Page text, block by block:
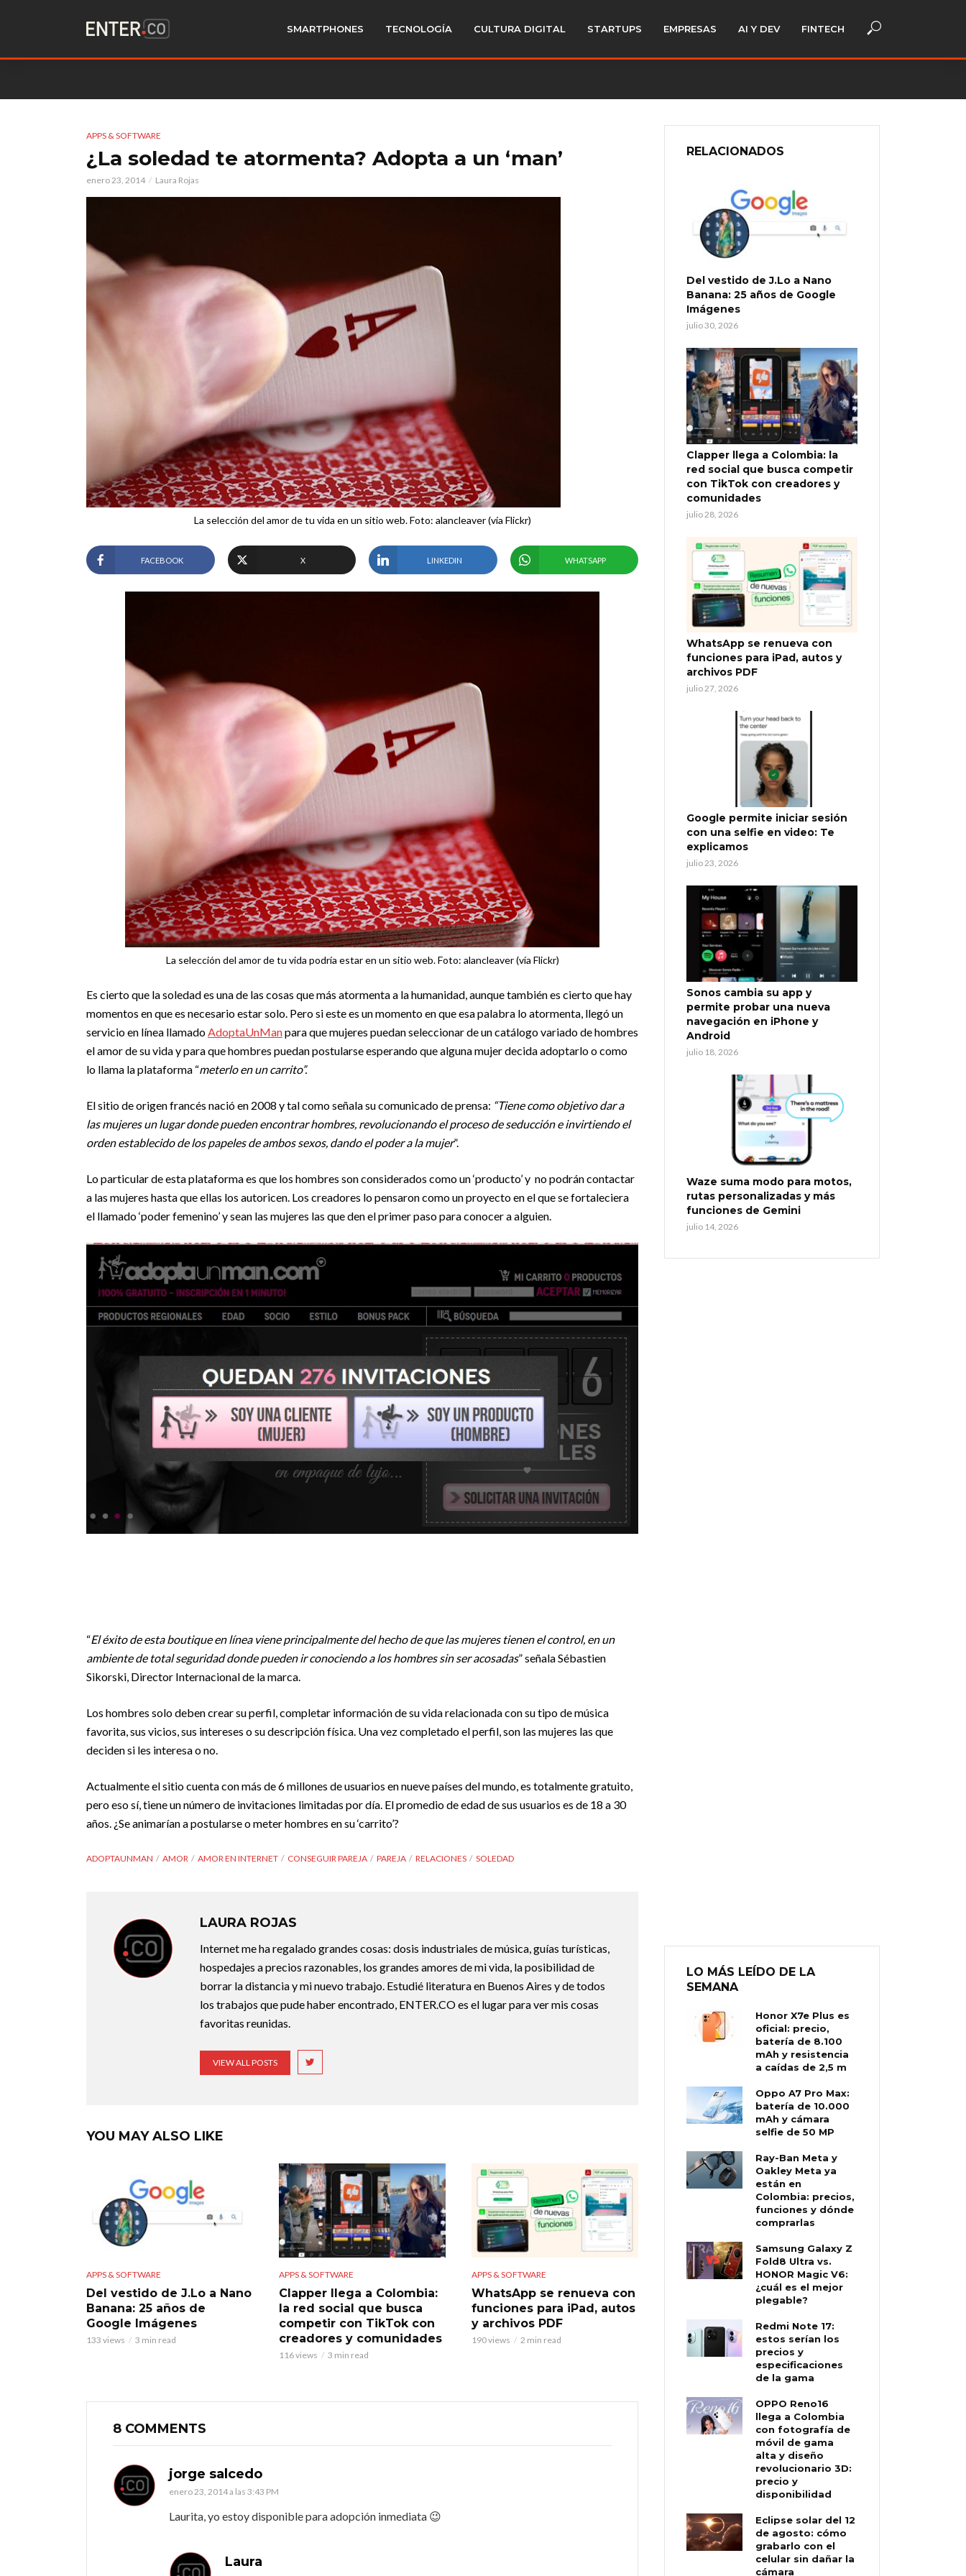
SMARTPHONES TECNOLOGÍA CULTURA DIGITAL STARTUPS EMPRESAS AI Y DEV FINTECH
APPS & SOFTWARE
¿La soledad te atormenta? Adopta a un ‘man’
enero 23, 2014 Laura Rojas
La selección del amor de tu vida en un sitio web. Foto: alancleaver (vía Flickr)
FACEBOOK X LINKEDIN WHATSAPP
La selección del amor de tu vida podría estar en un sitio web. Foto: alancleaver (vía Flickr)
Es cierto que la soledad es una de las cosas que más atormenta a la humanidad, aunque también es cierto que hay
momentos en que es necesario estar solo. Pero si este es un momento en que esa palabra lo atormenta, llegó un
servicio en línea llamadoAdoptaUnManpara que mujeres puedan seleccionar de un catálogo variado de hombres
el amor de su vida y para que hombres puedan postularse esperando que alguna mujer decida adoptarlo o como
lo llama la plataforma “meterlo en un carrito”.
El sitio de origen francés nació en 2008 y tal como señala su comunicado de prensa: “Tiene como objetivo dar a
las mujeres un lugar donde pueden encontrar hombres, revolucionando el proceso de seducción e invirtiendo el
orden establecido de los papeles de ambos sexos, dando el poder a la mujer”.
Lo particular de esta plataforma es que los hombres son considerados como un ‘producto’ y no podrán contactar
a las mujeres hasta que ellas los autoricen. Los creadores lo pensaron como un proyecto en el que se fortaleciera
el llamado ‘poder femenino’ y sean las mujeres las que den el primer paso para conocer a alguien.
“El éxito de esta boutique en línea viene principalmente del hecho de que las mujeres tienen el control, en un
ambiente de total seguridad donde pueden ir conociendo a los hombres sin ser acosadas” señala Sébastien
Sikorski, Director Internacional de la marca.
Los hombres solo deben crear su perfil, completar información de su vida relacionada con su tipo de música
favorita, sus vicios, sus intereses o su descripción física. Una vez completado el perfil, son las mujeres las que
deciden si les interesa o no.
Actualmente el sitio cuenta con más de 6 millones de usuarios en nueve países del mundo, es totalmente gratuito,
pero eso sí, tiene un número de invitaciones limitadas por día. El promedio de edad de sus usuarios es de 18 a 30
años. ¿Se animarían a postularse o meter hombres en su ‘carrito’?
ADOPTAUNMAN AMOR AMOR EN INTERNET CONSEGUIR PAREJA PAREJA RELACIONES SOLEDAD
LAURA ROJAS
Internet me ha regalado grandes cosas: dosis industriales de música, guías turísticas,
hospedajes a precios razonables, los grandes amores de mi vida, la posibilidad de
borrar la distancia y mi nuevo trabajo. Estudié literatura en Buenos Aires y de todos
los trabajos que pude haber encontrado, ENTER.CO es el lugar para ver mis cosas
favoritas reunidas.
VIEW ALL POSTS
YOU MAY ALSO LIKE
APPS & SOFTWARE
Del vestido de J.Lo a Nano
Banana: 25 años de
Google Imágenes
133 views 3 min read
APPS & SOFTWARE
Clapper llega a Colombia:
la red social que busca
competir con TikTok con
creadores y comunidades
116 views 3 min read
APPS & SOFTWARE
WhatsApp se renueva con
funciones para iPad, autos
y archivos PDF
190 views 2 min read
8 COMMENTS
jorge salcedo
enero 23, 2014 a las 3:43 PM
Laurita, yo estoy disponible para adopción inmediata 😉
Laura
RELACIONADOS
Del vestido de J.Lo a Nano
Banana: 25 años de Google
Imágenes
julio 30, 2026
Clapper llega a Colombia: la
red social que busca competir
con TikTok con creadores y
comunidades
julio 28, 2026
WhatsApp se renueva con
funciones para iPad, autos y
archivos PDF
julio 27, 2026
Google permite iniciar sesión
con una selfie en video: Te
explicamos
julio 23, 2026
Sonos cambia su app y
permite probar una nueva
navegación en iPhone y
Android
julio 18, 2026
Waze suma modo para motos,
rutas personalizadas y más
funciones de Gemini
julio 14, 2026
LO MÁS LEÍDO DE LA
SEMANA
Honor X7e Plus es
oficial: precio,
batería de 8.100
mAh y resistencia
a caídas de 2,5 m
Oppo A7 Pro Max:
batería de 10.000
mAh y cámara
selfie de 50 MP
Ray-Ban Meta y
Oakley Meta ya
están en
Colombia: precios,
funciones y dónde
comprarlas
Samsung Galaxy Z
Fold8 Ultra vs.
HONOR Magic V6:
¿cuál es el mejor
plegable?
Redmi Note 17:
estos serían los
precios y
especificaciones
de la gama
OPPO Reno16
llega a Colombia
con fotografía de
móvil de gama
alta y diseño
revolucionario 3D:
precio y
disponibilidad
Eclipse solar del 12
de agosto: cómo
grabarlo con el
celular sin dañar la
cámara